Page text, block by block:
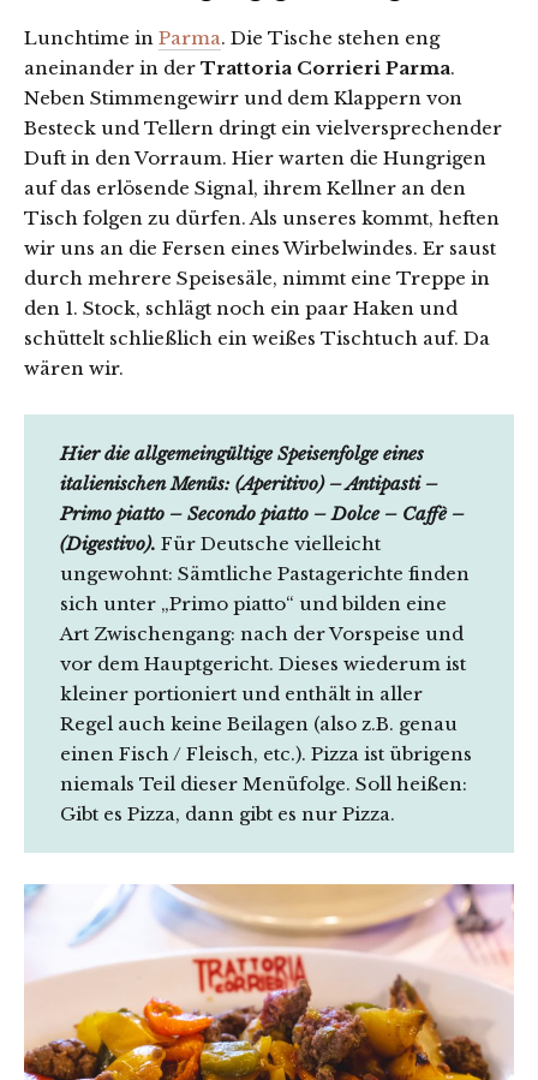
Lunchtime in Parma. Die Tische stehen eng
aneinander in der Trattoria Corrieri Parma.
Neben Stimmengewirr und dem Klappern von
Besteck und Tellern dringt ein vielversprechender
Duft in den Vorraum. Hier warten die Hungrigen
auf das erlösende Signal, ihrem Kellner an den
Tisch folgen zu dürfen. Als unseres kommt, heften
wir uns an die Fersen eines Wirbelwindes. Er saust
durch mehrere Speisesäle, nimmt eine Treppe in
den 1. Stock, schlägt noch ein paar Haken und
schüttelt schließlich ein weißes Tischtuch auf. Da
wären wir.
Hier die allgemeingültige Speisenfolge eines
italienischen Menüs: (Aperitivo) – Antipasti –
Primo piatto – Secondo piatto – Dolce – Caffè –
(Digestivo). Für Deutsche vielleicht
ungewohnt: Sämtliche Pastagerichte finden
sich unter „Primo piatto“ und bilden eine
Art Zwischengang: nach der Vorspeise und
vor dem Hauptgericht. Dieses wiederum ist
kleiner portioniert und enthält in aller
Regel auch keine Beilagen (also z.B. genau
einen Fisch / Fleisch, etc.). Pizza ist übrigens
niemals Teil dieser Menüfolge. Soll heißen:
Gibt es Pizza, dann gibt es nur Pizza.